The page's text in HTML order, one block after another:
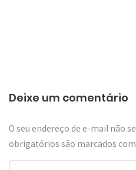
Deixe um comentário
O seu endereço de e-mail não
obrigatórios são marcados com